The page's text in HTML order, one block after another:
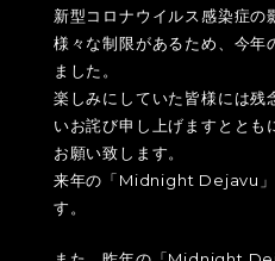
新型コロナウイルス感染症の
様々な制限があるため、今年
ました。
楽しみにしていた皆様には残
いお詫び申し上げますととも
お願い致します。
来年の「Midnight Dejavu」
す。